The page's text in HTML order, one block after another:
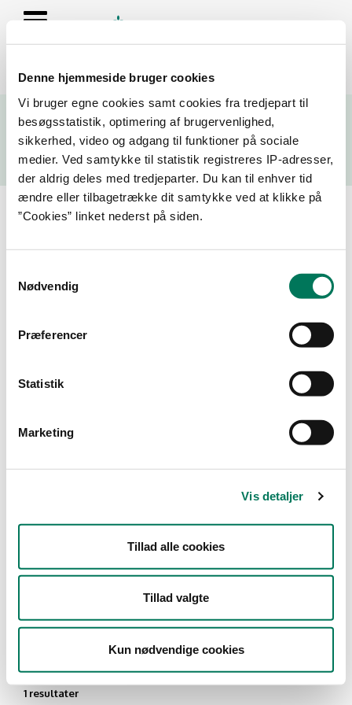
Denne hjemmeside bruger cookies
Vi bruger egne cookies samt cookies fra tredjepart til
besøgsstatistik, optimering af brugervenlighed,
sikkerhed, video og adgang til funktioner på sociale
medier. Ved samtykke til statistik registreres IP-adresser,
der aldrig deles med tredjeparter. Du kan til enhver tid
ændre eller tilbagetrække dit samtykke ved at klikke på
”Cookies” linket nederst på siden.
Nødvendig
Præferencer
Statistik
Marketing
Vis detaljer
Tillad alle cookies
Tillad valgte
Kun nødvendige cookies
Se resultater fra fødevarekontrollen og virksomhedernes seneste
fire kontrolrapporter
Søg
Søg på adresse, postnummer, by, firmanavn
Resultater for "on the dot"
1 resultater
Filtrer din søgning
Type
Branche
Restauranter, kantiner, takeaway,
År Måned